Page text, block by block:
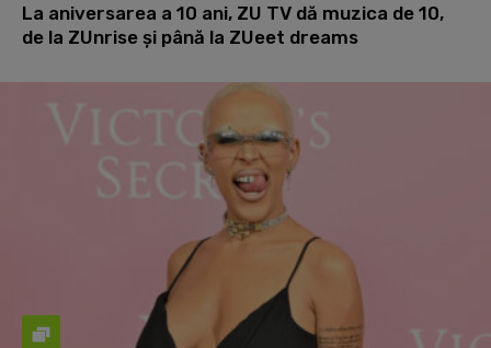
La aniversarea a 10 ani, ZU TV dă muzica de 10,
de la ZUnrise și până la ZUeet dreams